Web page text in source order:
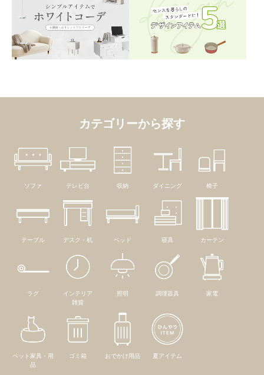
カテゴリーから探す
ソファ テレビ台 収納 ダイニング 椅子
テーブル デスク・机 ベッド 寝具 カーテン
ラグ
インテリア
雑貨
照明 調理器具 家電
ペット家具・用
品
ゴミ箱 おでかけ用品 夏アイテム